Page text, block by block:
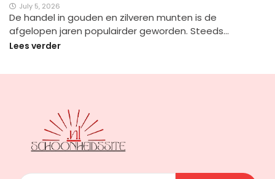
July 5, 2026
De handel in gouden en zilveren munten is de
afgelopen jaren populairder geworden. Steeds…
Lees verder